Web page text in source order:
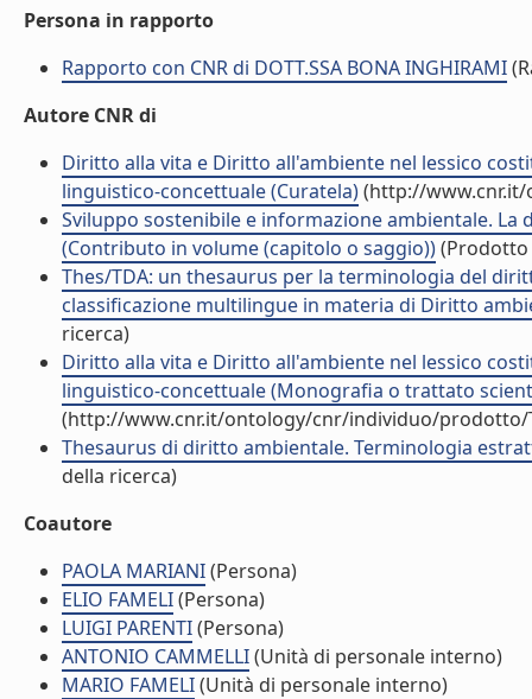
Persona in rapporto
Rapporto con CNR di DOTT.SSA BONA INGHIRAMI
Autore CNR di
Diritto alla vita e Diritto all'ambiente nel lessico
linguistico-concettuale (Curatela)(http://
Sviluppo sostenibile e informazione ambientale.
(Contributo in volume (capitolo o saggio))(Prodotto
Thes/TDA: un thesaurus per la terminologia del
classificazione multilingue in materia di Diritto
ricerca)
Diritto alla vita e Diritto all'ambiente nel lessico
linguistico-concettuale (Monografia o trattato
(http://www.cnr.it/ontology/cnr/individuo/prodotto/
Thesaurus di diritto ambientale. Terminologia
della ricerca)
Coautore
PAOLA MARIANI(Persona)
ELIO FAMELI(Persona)
LUIGI PARENTI(Persona)
ANTONIO CAMMELLI(Unità di personale interno)
MARIO FAMELI(Unità di personale interno)